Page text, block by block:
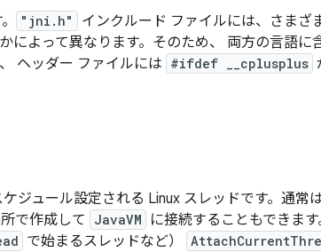
"jni.h"
インクルード ファイルには、さまざ
によって異なります。そのため、 両方の言語に
ヘッダー ファイルには #ifdef __cplusplus
ジュール設定される Linux スレッドです。通常
で作成して JavaVM
に接続することもできま
で始まるスレッドなど）